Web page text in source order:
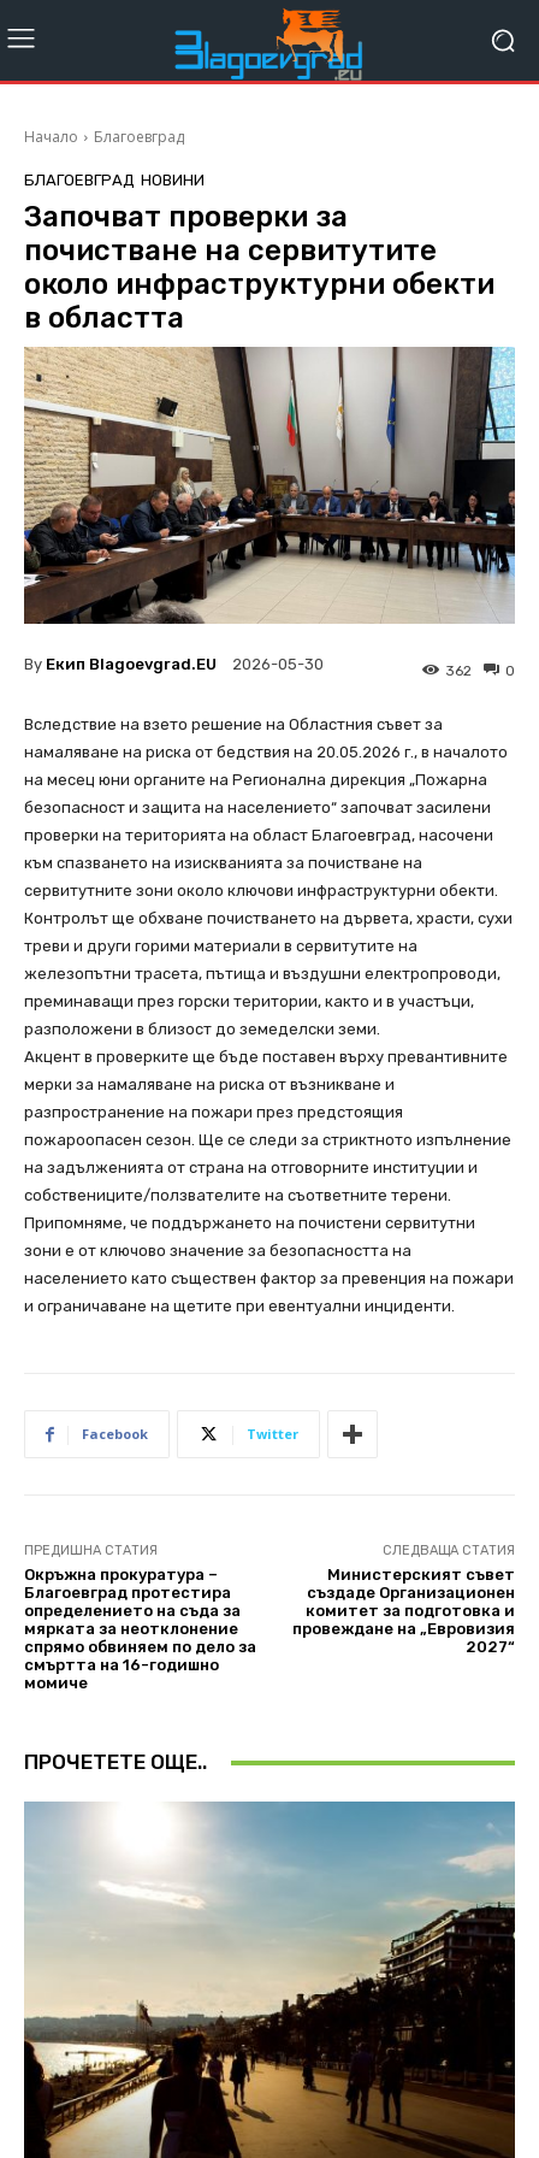
Начало Благоевград
БЛАГОЕВГРАД НОВИНИ
Започват проверки за
почистване на сервитутите
около инфраструктурни обекти
в областта
By Екип Blagoevgrad.EU 2026-05-30 0
362
Вследствие на взето решение на Областния съвет за
намаляване на риска от бедствия на 20.05.2026 г., в началото
на месец юни органите на Регионална дирекция „Пожарна
безопасност и защита на населението“ започват засилени
проверки на територията на област Благоевград, насочени
към спазването на изискванията за почистване на
сервитутните зони около ключови инфраструктурни обекти.
Контролът ще обхване почистването на дървета, храсти, сухи
треви и други горими материали в сервитутите на
железопътни трасета, пътища и въздушни електропроводи,
преминаващи през горски територии, както и в участъци,
разположени в близост до земеделски земи.
Акцент в проверките ще бъде поставен върху превантивните
мерки за намаляване на риска от възникване и
разпространение на пожари през предстоящия
пожароопасен сезон. Ще се следи за стриктното изпълнение
на задълженията от страна на отговорните институции и
собствениците/ползвателите на съответните терени.
Припомняме, че поддържането на почистени сервитутни
зони е от ключово значение за безопасността на
населението като съществен фактор за превенция на пожари
и ограничаване на щетите при евентуални инциденти.
Facebook Twitter
ПРЕДИШНА СТАТИЯ
Окръжна прокуратура –
Благоевград протестира
определението на съда за
мярката за неотклонение
спрямо обвиняем по дело за
смъртта на 16-годишно
момиче
СЛЕДВАЩА СТАТИЯ
Министерският съвет
създаде Организационен
комитет за подготовка и
провеждане на „Евровизия
2027“
ПРОЧЕТЕТЕ ОЩЕ..